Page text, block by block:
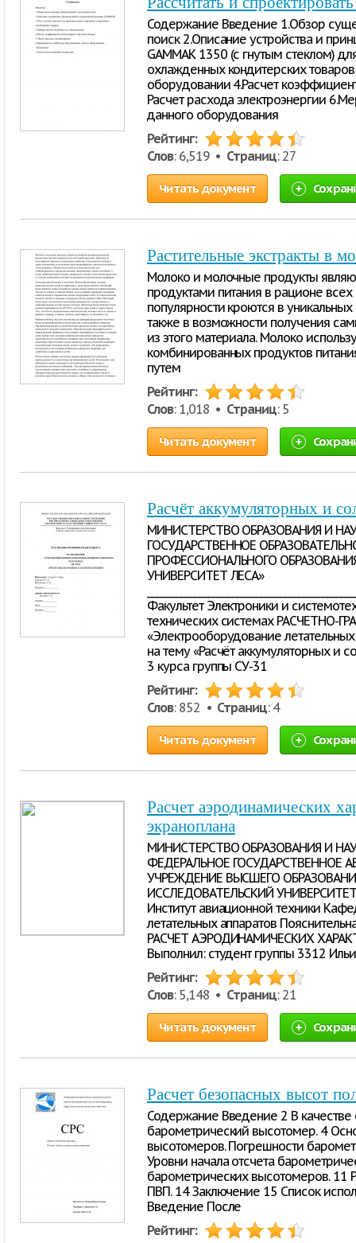
Содержание Введение 1.Обзор
поиск 2.Описание устройства и
GAMMAK 1350 (с гнутым стеклом)
охлажденных кондитерских
оборудовании 4.Расчет
Расчет расхода электроэнергии
данного оборудования
Рейтинг:
Слов: 6,519 • Страниц: 27
Читать документ
Растительные экстракты в
Молоко и молочные продукты
продуктами питания в рационе
популярности кроются в
также в возможности получения
из этого материала. Молоко
комбинированных продуктов
путем
Рейтинг:
Слов: 1,018 • Страниц: 5
Читать документ
Расчёт аккумуляторных и
МИНИСТЕРСТВО ОБРАЗОВАНИЯ И
ГОСУДАРСТВЕННОЕ
ПРОФЕССИОНАЛЬНОГО
УНИВЕРСИТЕТ ЛЕСА»
Факультет Электроники и
технических системах РАСЧЕТНО-
«Электрооборудование
на тему «Расчёт аккумуляторных и
3 курса группы СУ-31
Рейтинг:
Слов: 852 • Страниц: 4
Читать документ
Расчет аэродинамических
экраноплана
МИНИСТЕРСТВО ОБРАЗОВАНИЯ И
ФЕДЕРАЛЬНОЕ ГОСУДАРСТВЕННОЕ
УЧРЕЖДЕНИЕ ВЫСШЕГО
ИССЛЕДОВАТЕЛЬСКИЙ
Институт авиационной техники
летательных аппаратов
РАСЧЕТ АЭРОДИНАМИЧЕСКИХ
Выполнил: студент группы 3312
Рейтинг:
Слов: 5,148 • Страниц: 21
Читать документ
Расчет безопасных высот
Содержание Введение 2 В качестве
барометрический высотомер. 4
высотомеров. Погрешности
Уровни начала отсчета
барометрических высотомеров. 11
ПВП. 14 Заключение 15 Список
Введение После
Рейтинг: